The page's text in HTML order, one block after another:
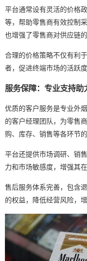
平台通常设有灵活的价格
等，帮助零售商有效控制
也增强了零售商对供应链的
合理的价格策略不仅有利
者，促进终端市场的活跃
服务保障：专业支持助
优质的客户服务是专业外
的客户经理团队，为零售
购、库存、销售等各环节的
平台还提供市场调研、销
力和市场敏感度，增强其
售后服务体系完善，包含
的权益，降低经营风险，